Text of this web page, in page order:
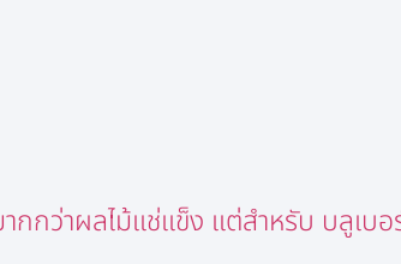
กกว่าผลไม้แช่แข็ง แต่สำหรับ บลูเบ